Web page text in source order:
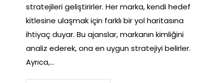
stratejileri geliştirirler. Her marka, kendi hedef
kitlesine ulaşmak için farklı bir yol haritasına
ihtiyaç duyar. Bu ajanslar, markanın kimliğini
analiz ederek, ona en uygun stratejiyi belirler.
Ayrıca,…